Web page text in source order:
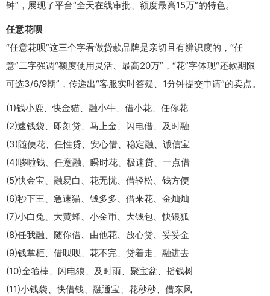
钟”，展现了平台“全天在线审批、额度最高15万”的特色。
任意花呗
“任意花呗”这三个字看做贷款品牌是亲切且有辨识度的，“任
意”二字强调“额度使用灵活、最高20万”，“花”字体现“还款期限
可选3/6/9期”，传递出“客服实时答疑、1分钟提交申请”的卖点。
(1)钱小鹿、快金猫、融小牛、借小花、任你花
(2)速钱袋、即刻贷、马上金、闪电借、及时融
(3)随便花、任性贷、安心借、稳定融、诚信宝
(4)哆啦钱、任意融、瞬时花、极速贷、一点借
(5)快金宝、融易白、花无忧、借轻松、钱方便
(6)秒下王、急速猫、钱多多、借来花、金灿灿
(7)小白兔、大黄蜂、小金币、大钱包、快银狐
(8)任我融、随你借、由他花、放心贷、妥妥金
(9)钱掌柜、借呗呗、花不完、贷着走、融进去
(10)金箍棒、闪电狼、及时雨、聚宝盆、摇钱树
(11)小钱袋、快借钱、融通宝、花秒秒、借东风